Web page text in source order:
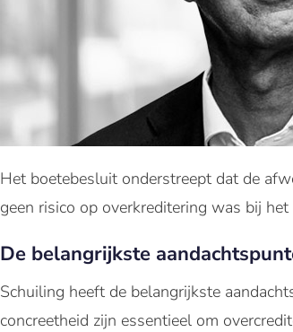
Het boetebesluit onderstreept dat de
geen risico op overkreditering was bij
De belangrijkste
Schuiling heeft de belangrijkste
concreetheid zijn essentieel om